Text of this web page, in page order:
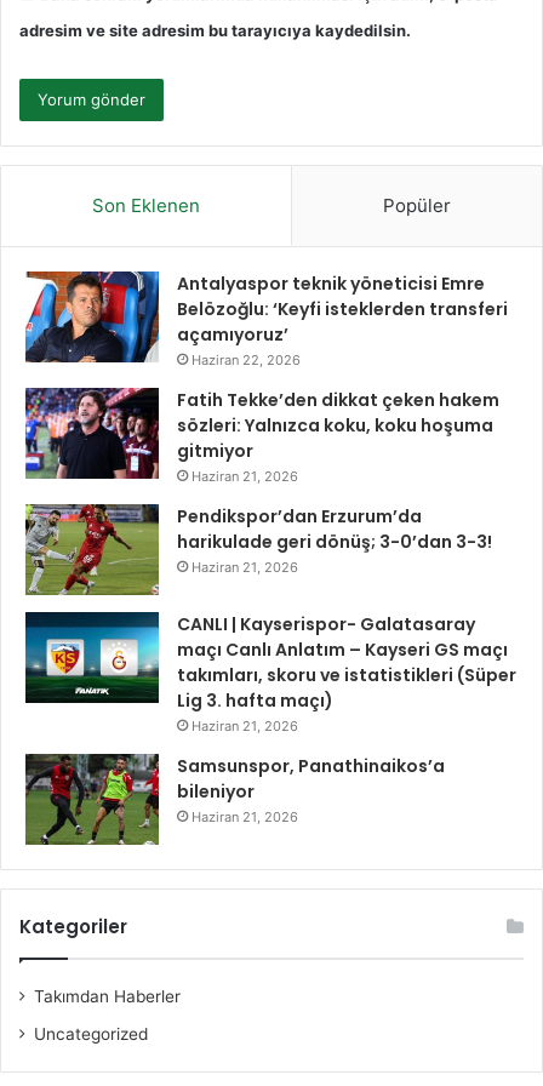
adresim ve site adresim bu tarayıcıya kaydedilsin.
Son Eklenen Popüler
Antalyaspor teknik yöneticisi Emre
Belözoğlu: ‘Keyfi isteklerden transferi
açamıyoruz’
Haziran 22, 2026
Fatih Tekke’den dikkat çeken hakem
sözleri: Yalnızca koku, koku hoşuma
gitmiyor
Haziran 21, 2026
Pendikspor’dan Erzurum’da
harikulade geri dönüş; 3-0’dan 3-3!
Haziran 21, 2026
CANLI | Kayserispor- Galatasaray
maçı Canlı Anlatım – Kayseri GS maçı
takımları, skoru ve istatistikleri (Süper
Lig 3. hafta maçı)
Haziran 21, 2026
Samsunspor, Panathinaikos’a
bileniyor
Haziran 21, 2026
Kategoriler
Takımdan Haberler
Uncategorized